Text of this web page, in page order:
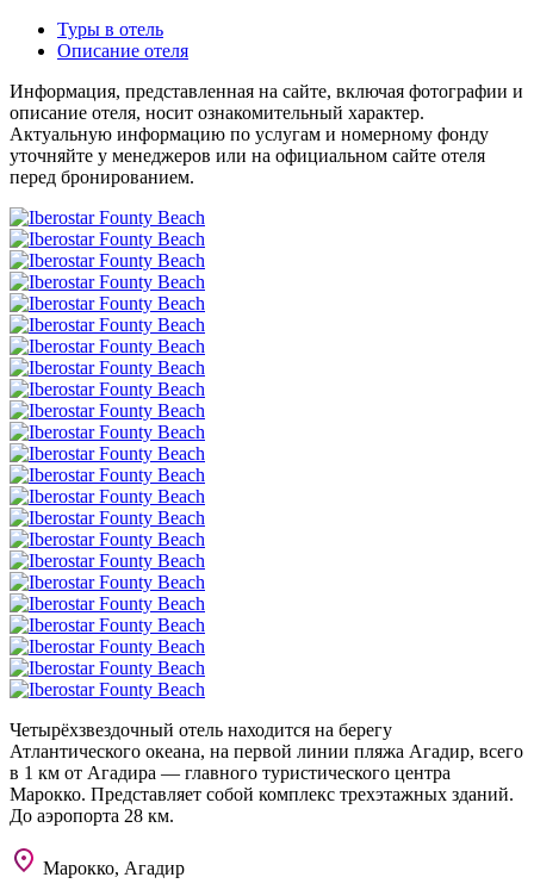
Туры в отель
Описание отеля
Информация, представленная на сайте, включая фотографии и
описание отеля, носит ознакомительный характер.
Актуальную информацию по услугам и номерному фонду
уточняйте у менеджеров или на официальном сайте отеля
перед бронированием.
Четырёхзвездочный отель находится на берегу
Атлантического океана, на первой линии пляжа Агадир, всего
в 1 км от Агадира — главного туристического центра
Марокко. Представляет собой комплекс трехэтажных зданий.
До аэропорта 28 км.
Марокко, Агадир